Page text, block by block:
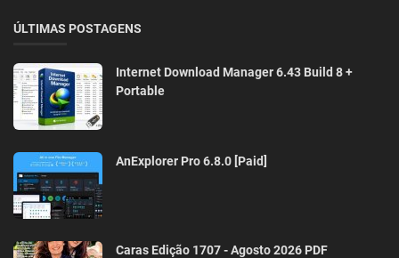
ÚLTIMAS POSTAGENS
Internet Download Manager 6.43 Build 8 +
Portable
AnExplorer Pro 6.8.0 [Paid]
Caras Edição 1707 - Agosto 2026 PDF